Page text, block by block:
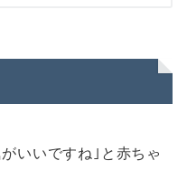
いいですね｣と赤ちゃ